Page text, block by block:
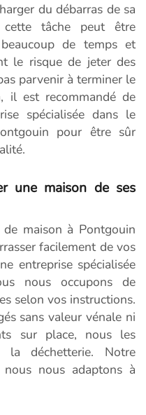
du débarras de sa
cette tâche peut être
de temps et
le risque de jeter des
parvenir à terminer le
il est recommandé de
spécialisée dans le
pour être sûr
une maison de ses
maison à Pontgouin
facilement de vos
entreprise spécialisée
nous occupons de
selon vos instructions.
sans valeur vénale ni
sur place, nous les
la déchetterie. Notre
nous adaptons à